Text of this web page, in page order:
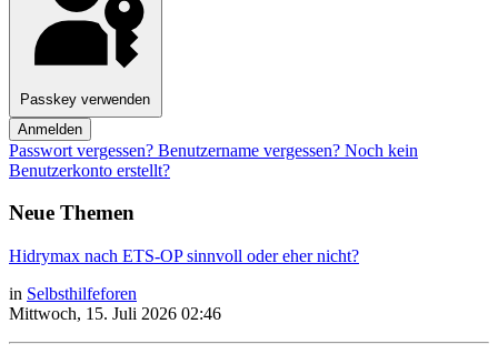
Passkey verwenden
Anmelden
Passwort vergessen? Benutzername vergessen? Noch kein
Benutzerkonto erstellt?
Neue Themen
Hidrymax nach ETS-OP sinnvoll oder eher nicht?
in Selbsthilfeforen
Mittwoch, 15. Juli 2026 02:46